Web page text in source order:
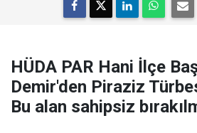
HÜDA PAR Hani İlçe
Demir'den Piraziz
Bu alan sahipsiz